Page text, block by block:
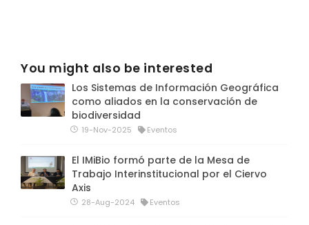
You might also be interested
Los Sistemas de Información Geográfica
como aliados en la conservación de
biodiversidad
19-Nov-2025 Eventos
El IMiBio formó parte de la Mesa de
Trabajo Interinstitucional por el Ciervo
Axis
28-Aug-2024 Eventos